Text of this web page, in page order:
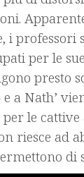
i professori
per le
presto
a Nath’
le
riesce ad
di